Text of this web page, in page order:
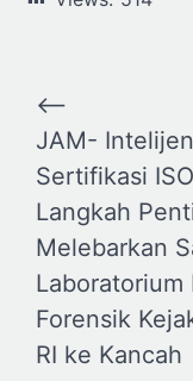
Navigasi
pos
⟵
JAM- Intelijen
Sertifikasi ISO
Langkah
Melebarkan
Laboratorium
Forensik
RI ke Kancah